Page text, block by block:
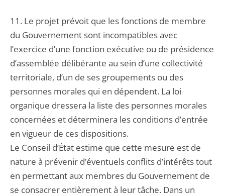
11. Le projet prévoit que les fonctions de membre
du Gouvernement sont incompatibles avec
l’exercice d’une fonction exécutive ou de présidence
d’assemblée délibérante au sein d’une collectivité
territoriale, d’un de ses groupements ou des
personnes morales qui en dépendent. La loi
organique dressera la liste des personnes morales
concernées et déterminera les conditions d’entrée
en vigueur de ces dispositions.
Le Conseil d’État estime que cette mesure est de
nature à prévenir d’éventuels conflits d’intérêts tout
en permettant aux membres du Gouvernement de
se consacrer entièrement à leur tâche. Dans un